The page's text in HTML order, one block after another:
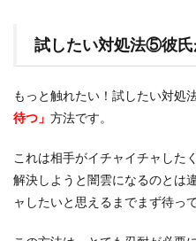
試したい対処法⑤彼
もっと触れたい！試したい対処
待つ」 方法です。
これは相手がイチャイチャした
解決しようと闇雲になるのとは
ャしたいと思えるまでまず待っ